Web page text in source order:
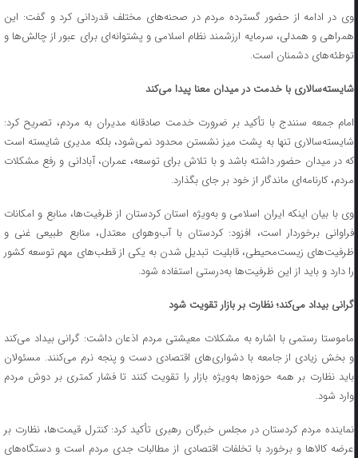
وی در ادامه از حضور گسترده مردم در صحنه‌های مختلف قدردانی کرد و گفت: این
همراهی و همدلی، سرمایه ارزشمند نظام اسلامی و پشتوانه‌ای برای عبور از چالش‌ها و
توطئه‌های دشمنان است.
شایسته‌سالاری با خدمت در میدان معنا پیدا می‌کند
امام جمعه سنندج با تأکید بر ضرورت خدمت صادقانه مدیران به مردم، تصریح کرد:
شایسته‌سالاری تنها به پشت میز نشستن محدود نمی‌شود، بلکه مدیری شایسته است
که در میدان حضور داشته باشد و با تلاش برای توسعه، عمران، آبادانی و رفع مشکلات
مردم، کارنامه‌ای ماندگار از خود بر جای بگذارد.
وی با بیان اینکه ایران اسلامی و به‌ویژه استان کردستان از ظرفیت‌ها، منابع و امکانات
فراوانی برخوردار است، افزود: کردستان با آب‌وهوای معتدل، منابع طبیعی غنی و
ظرفیت‌های زیست‌محیطی، قابلیت تبدیل شدن به یکی از قطب‌های مهم توسعه کشور
را دارد و باید از این ظرفیت‌ها به‌درستی استفاده شود.
گرانی بیداد می‌کند؛ نظارت بر بازار تقویت شود
ماموستا رستمی با اشاره به مشکلات معیشتی مردم اذعان داشت: گرانی بیداد می‌کند
و بخش زیادی از جامعه با دشواری‌های اقتصادی دست و پنجه نرم می‌کنند. مسئولان
باید نظارت بر همه حوزه‌ها به‌ویژه بازار را تقویت کنند تا فشار کمتری بر دوش مردم
وارد شود.
نماینده مردم کردستان در مجلس خبرگان رهبری تأکید کرد: کنترل قیمت‌ها، نظارت بر
عرضه کالاها و برخورد با تخلفات اقتصادی از مطالبات جدی مردم است و دستگاه‌های